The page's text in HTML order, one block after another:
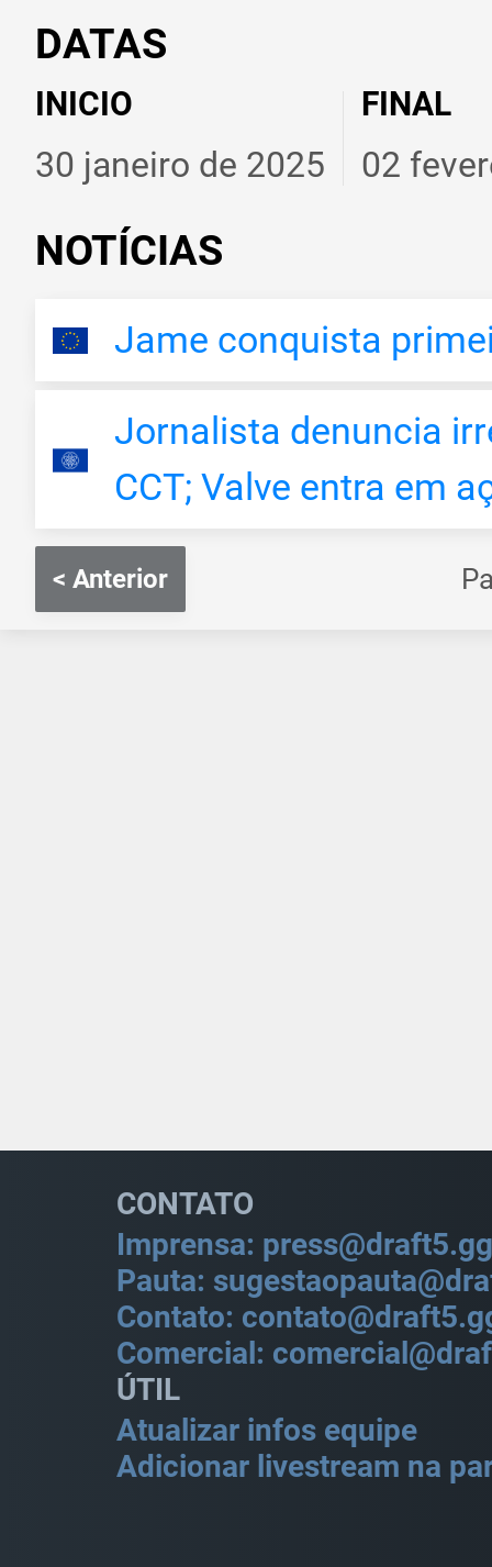
DATAS
INICIO
30 janeiro de 2025
FINAL
02
NOTÍCIAS
Jame conquista
Jornalista denuncia
CCT; Valve entra em
< Anterior
CONTATO
Imprensa: press@draft5.gg
Pauta:
Contato:
Comercial:
ÚTIL
Atualizar infos equipe
Adicionar livestream na